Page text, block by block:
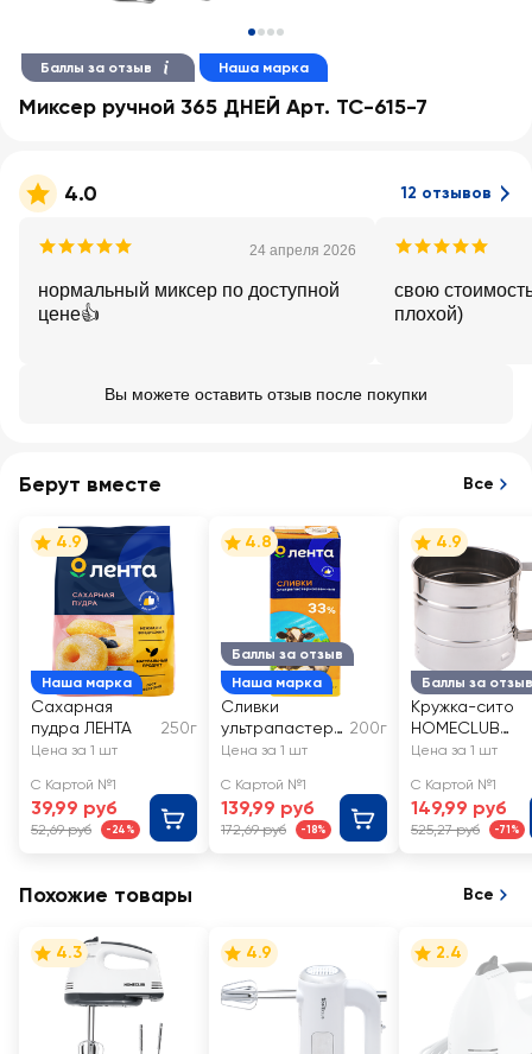
Баллы за отзыв Наша марка
Миксер ручной 365 ДНЕЙ Арт. TC-615-7
4.0 12 отзывов
24 апреля 2026
нормальный миксер по доступной
цене👍
свою
плохой)
Вы можете оставить отзыв после покупки
Берут вместе Все
Наша марка
4.9
Сахарная
пудра ЛЕНТА
250г
Цена за 1 шт
С Картой №1
39,99 руб
52,69 руб -24%
Баллы за отзыв
Наша марка
4.8
Сливки
ультрапастери
зованные
змж
200г
Цена за 1 шт
С Картой №1
139,99 руб
172,69 руб -18%
Баллы за отзыв
4.9
Кружка-сито
HOMECLUB
нержавеющая
Цена за 1 шт
С Картой №1
149,99 руб
525,27 руб -71%
Похожие товары Все
4.3 4.9 2.4